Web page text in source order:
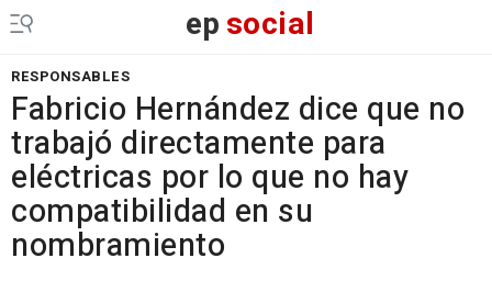
epsocial
RESPONSABLES
Fabricio Hernández dice que no
trabajó directamente para
eléctricas por lo que no hay
compatibilidad en su
nombramiento